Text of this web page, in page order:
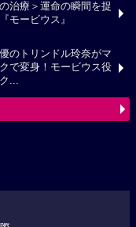
治療＞運命の瞬間を捉
モービウス』
のトリンドル玲奈がマ
で変身！モービウス役
...